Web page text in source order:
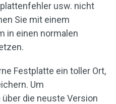
usw. nicht
Sie mit einem
in einen normalen
Festplatte ein toller Ort,
Um
die neuste Version